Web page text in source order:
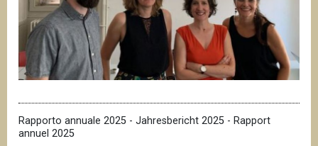
Rapporto annuale 2025 - Jahresbericht 2025 - Rapport
annuel 2025